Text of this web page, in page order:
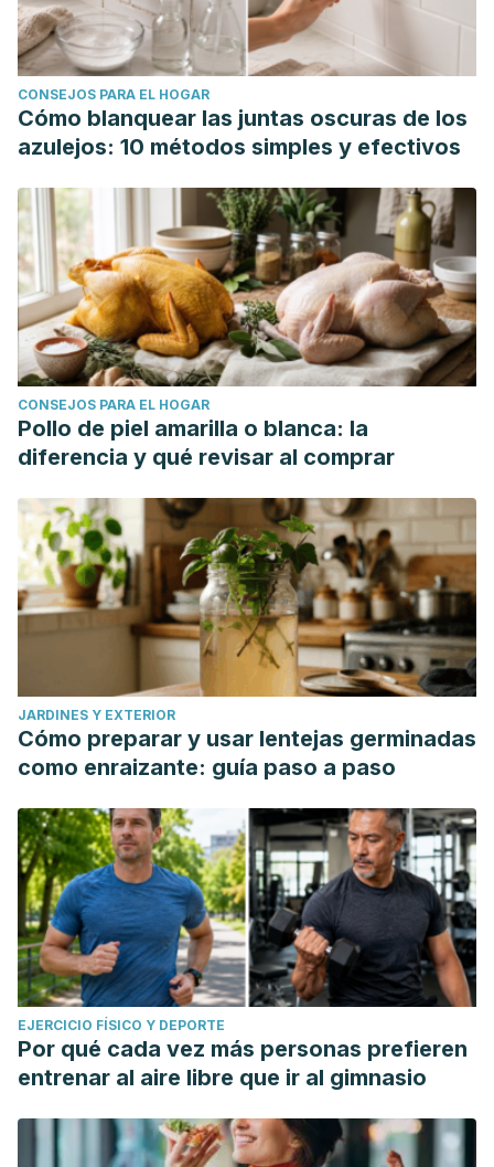
CONSEJOS PARA EL HOGAR
Cómo blanquear las juntas oscuras de los
azulejos: 10 métodos simples y efectivos
CONSEJOS PARA EL HOGAR
Pollo de piel amarilla o blanca: la
diferencia y qué revisar al comprar
JARDINES Y EXTERIOR
Cómo preparar y usar lentejas germinadas
como enraizante: guía paso a paso
EJERCICIO FÍSICO Y DEPORTE
Por qué cada vez más personas prefieren
entrenar al aire libre que ir al gimnasio